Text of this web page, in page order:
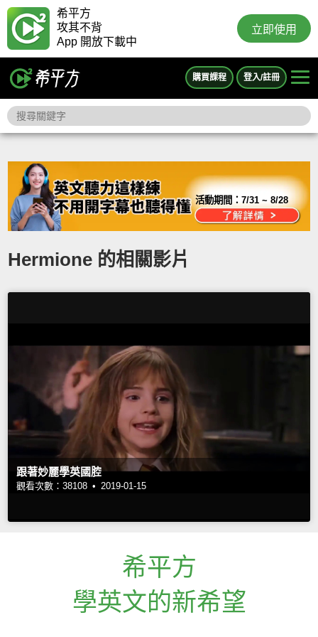
希平方
攻其不背
App 開放下載中
立即使用
購買課程 登入/註冊
活動期間：7/31 ~ 8/28
Hermione 的相關影片
跟著妙麗學英國腔
觀看次數：38108 • 2019-01-15
希平方
學英文的新希望